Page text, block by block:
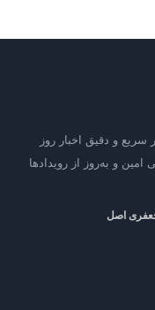
سریع و دقیق اخبار روز
و به‌روز از رویدادها
اصل